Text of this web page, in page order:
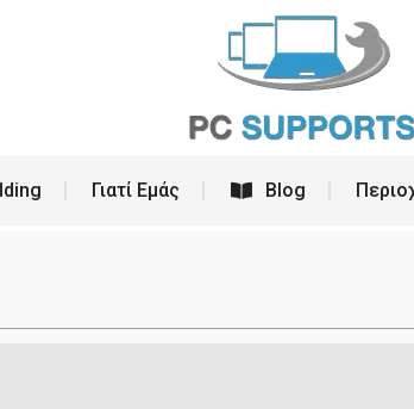
Γιατί Εμάς Blog
PC Building Γιατί Εμάς